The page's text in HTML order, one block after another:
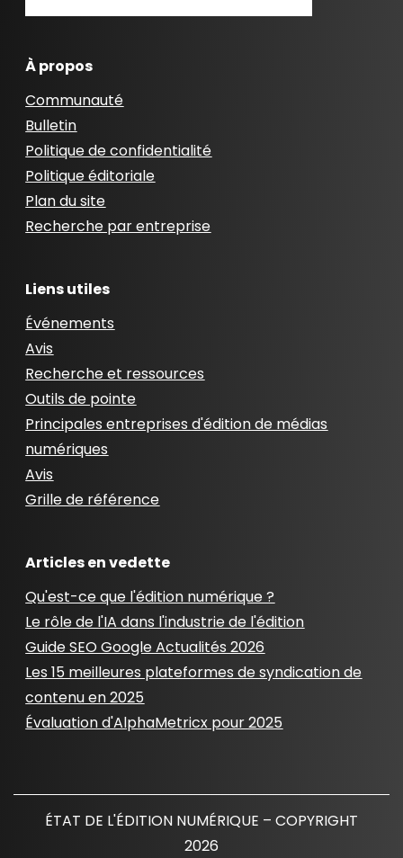
À propos
Communauté
Bulletin
Politique de confidentialité
Politique éditoriale
Plan du site
Recherche par entreprise
Liens utiles
Événements
Avis
Recherche et ressources
Outils de pointe
Principales entreprises d'édition de médias
numériques
Avis
Grille de référence
Articles en vedette
Qu'est-ce que l'édition numérique ?
Le rôle de l'IA dans l'industrie de l'édition
Guide SEO Google Actualités 2026
Les 15 meilleures plateformes de syndication de
contenu en 2025
Évaluation d'AlphaMetricx pour 2025
ÉTAT DE L'ÉDITION NUMÉRIQUE – COPYRIGHT
2026